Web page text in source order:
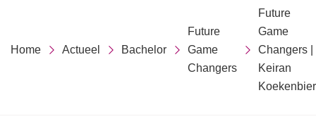
Home Actueel Bachelor
Future
Game
Changers
Future
Game
Changers |
Keiran
Koekenbier